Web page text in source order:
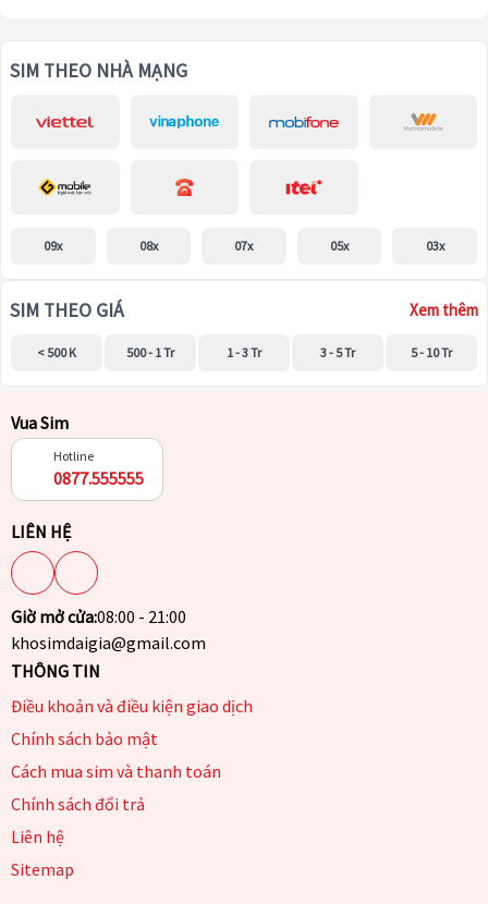
SIM THEO NHÀ MẠNG
09x 08x 07x 05x 03x
SIM THEO GIÁ Xem thêm
< 500 K 500 - 1 Tr 1 - 3 Tr 3 - 5 Tr 5 - 10 Tr
Vua Sim
Hotline
0877.555555
LIÊN HỆ
Giờ mở cửa:08:00 - 21:00
khosimdaigia@gmail.com
THÔNG TIN
Điều khoản và điều kiện giao dịch
Chính sách bảo mật
Cách mua sim và thanh toán
Chính sách đổi trả
Liên hệ
Sitemap